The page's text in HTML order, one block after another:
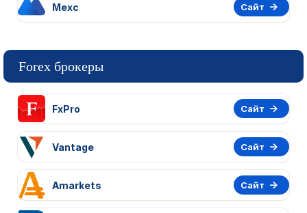
Mexc Сайт
Forex брокеры
FxPro Сайт
Vantage Сайт
Amarkets Сайт